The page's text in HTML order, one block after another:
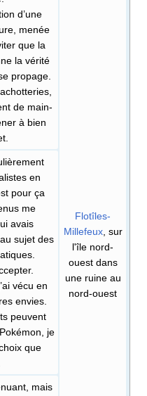
d’une
menée
que la
la vérité
propage.
de main-
à bien
Flotîles-
Millefeux, sur
l'île nord-
ouest dans
une ruine au
nord-ouest
en
pour ça
me
avais
sujet des
vécu en
envies.
peuvent
je
que
mais